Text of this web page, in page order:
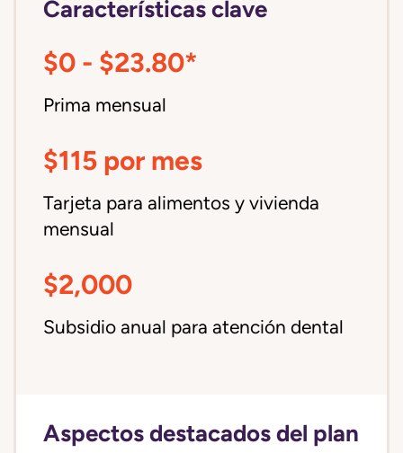
Características clave
$0 - $23.80*
Prima mensual
$115 por mes
Tarjeta para alimentos y vivienda
mensual
$2,000
Subsidio anual para atención dental
Aspectos destacados del plan